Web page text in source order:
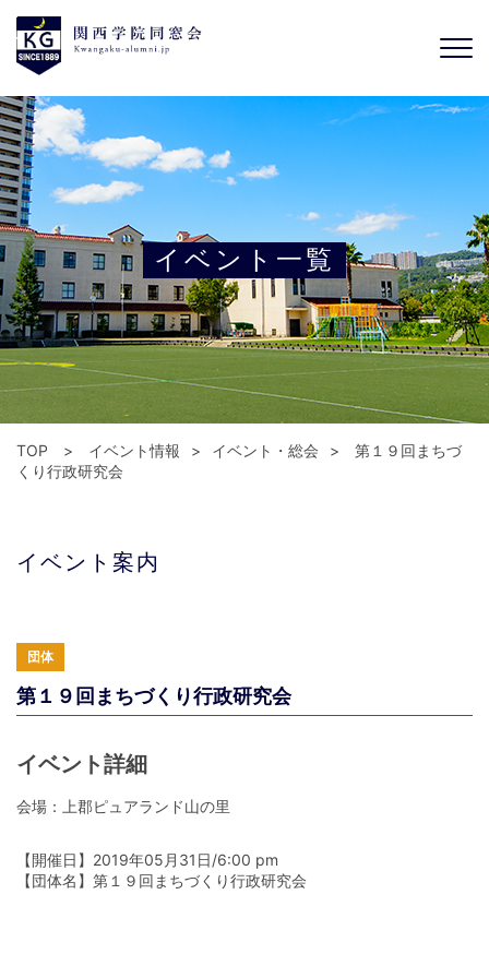
イベント一覧
TOP イベント情報 イベント・総会
第１９回まちづ
くり行政研究会
イベント案内
団体
第１９回まちづくり行政研究会
イベント詳細
会場：上郡ピュアランド山の里
【開催日】2019年05月31日/6:00 pm
【団体名】第１９回まちづくり行政研究会